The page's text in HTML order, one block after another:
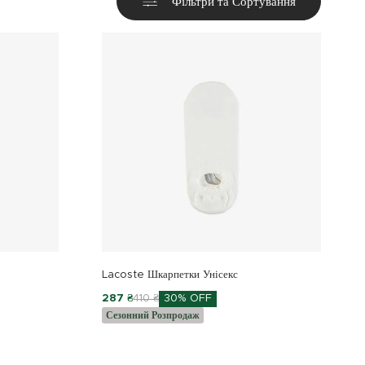
Lacoste Шкарпетки Унісекс
287 ₴410 ₴ 30% OFF
Сезонний Розпродаж